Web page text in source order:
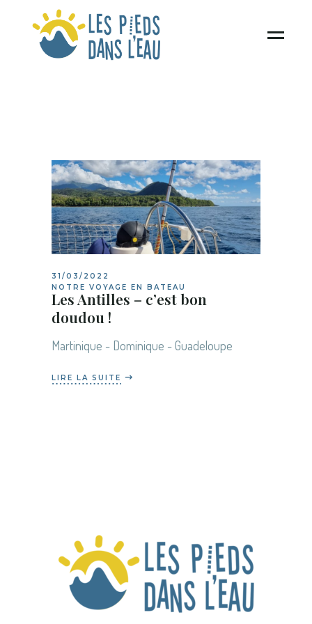
31/03/2022
NOTRE VOYAGE EN BATEAU
Les Antilles – c’est bon
doudou !
Martinique - Dominique - Guadeloupe
LIRE LA SUITE